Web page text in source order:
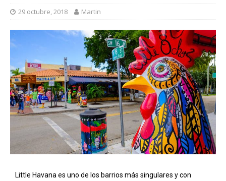
29 octubre, 2018 Martin
Little Havana es uno de los barrios más singulares y con